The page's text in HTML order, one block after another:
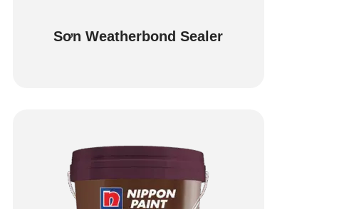
Sơn Weatherbond Sealer